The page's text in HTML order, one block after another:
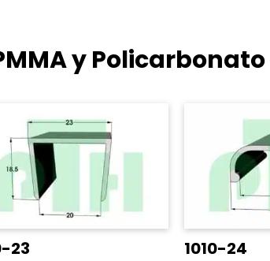
y Policarbonato
23 1010-24